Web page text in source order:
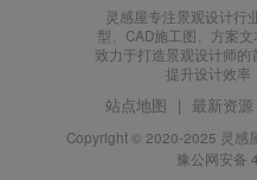
灵感屋专注景观设计行
型、CAD施工图、方案
致力于打造景观设计师
提升设计效率
站点地图 | 最新资源
Copyright © 2020-2025 灵感
豫公网安备